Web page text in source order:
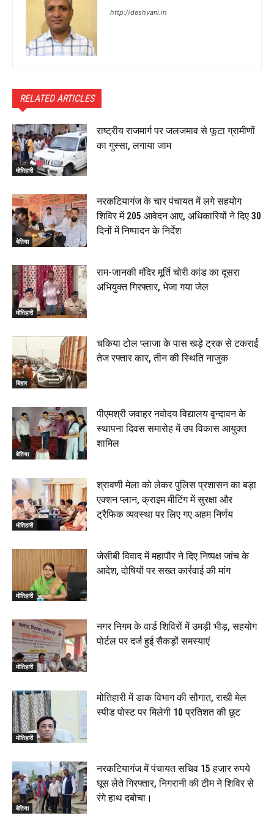
http://deshvani.in
RELATED ARTICLES
मोतिहारी
राष्ट्रीय राजमार्ग पर जलजमाव से फूटा ग्रामीणों
का गुस्सा, लगाया जाम
बेतिया
नरकटियागंज के चार पंचायत में लगे सहयोग
शिविर में 205 आवेदन आए, अधिकारियों ने दिए 30
दिनों में निष्पादन के निर्देश
मोतिहारी
राम-जानकी मंदिर मूर्ति चोरी कांड का दूसरा
अभियुक्त गिरफ्तार, भेजा गया जेल
बिहार
चकिया टोल प्लाजा के पास खड़े ट्रक से टकराई
तेज रफ्तार कार, तीन की स्थिति नाजुक
बेतिया
पीएमश्री जवाहर नवोदय विद्यालय वृन्दावन के
स्थापना दिवस समारोह में उप विकास आयुक्त
शामिल
मोतिहारी
श्रावणी मेला को लेकर पुलिस प्रशासन का बड़ा
एक्शन प्लान, क्राइम मीटिंग में सुरक्षा और
ट्रैफिक व्यवस्था पर लिए गए अहम निर्णय
मोतिहारी
जेसीबी विवाद में महापौर ने दिए निष्पक्ष जांच के
आदेश, दोषियों पर सख्त कार्रवाई की मांग
मोतिहारी
नगर निगम के वार्ड शिविरों में उमड़ी भीड़, सहयोग
पोर्टल पर दर्ज हुई सैकड़ों समस्याएं
मोतिहारी
मोतिहारी में डाक विभाग की सौगात, राखी मेल
स्पीड पोस्ट पर मिलेगी 10 प्रतिशत की छूट
बेतिया
नरकटियागंज में पंचायत सचिव 15 हजार रुपये
घूस लेते गिरफ्तार, निगरानी की टीम ने शिविर से
रंगे हाथ दबोचा।